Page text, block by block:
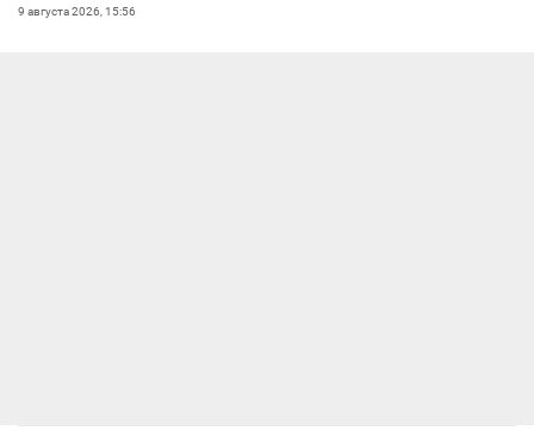
9 августа 2026, 15:56